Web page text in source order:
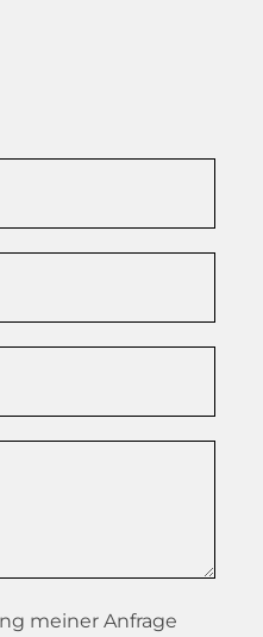
meiner Anfrage